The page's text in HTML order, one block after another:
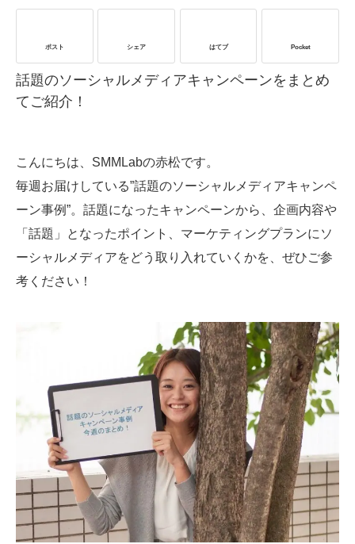
サービス資料
ポスト シェア はてブ Pocket
話題のソーシャルメディアキャンペーンをまとめ
てご紹介！
こんにちは、SMMLabの赤松です。
毎週お届けしている”話題のソーシャルメディアキャンペ
ーン事例”。話題になったキャンペーンから、企画内容や
「話題」となったポイント、マーケティングプランにソ
ーシャルメディアをどう取り入れていくかを、ぜひご参
考ください！